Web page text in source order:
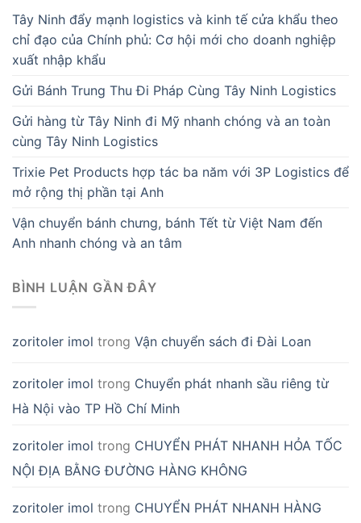
Tây Ninh đẩy mạnh logistics và kinh tế cửa khẩu theo
chỉ đạo của Chính phủ: Cơ hội mới cho doanh nghiệp
xuất nhập khẩu
Gửi Bánh Trung Thu Đi Pháp Cùng Tây Ninh Logistics
Gửi hàng từ Tây Ninh đi Mỹ nhanh chóng và an toàn
cùng Tây Ninh Logistics
Trixie Pet Products hợp tác ba năm với 3P Logistics để
mở rộng thị phần tại Anh
Vận chuyển bánh chưng, bánh Tết từ Việt Nam đến
Anh nhanh chóng và an tâm
BÌNH LUẬN GẦN ĐÂY
zoritoler imol trong Vận chuyển sách đi Đài Loan
zoritoler imol trong Chuyển phát nhanh sầu riêng từ
Hà Nội vào TP Hồ Chí Minh
zoritoler imol trong CHUYỂN PHÁT NHANH HỎA TỐC
NỘI ĐỊA BẰNG ĐƯỜNG HÀNG KHÔNG
zoritoler imol trong CHUYỂN PHÁT NHANH HÀNG